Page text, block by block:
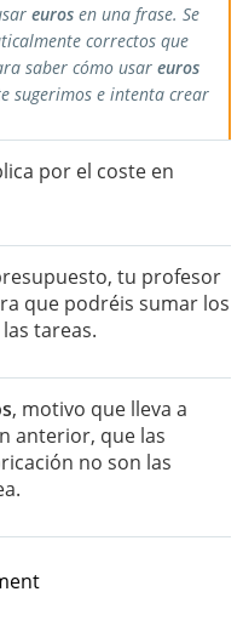
euros en una frase. Se
correctos que
saber cómo usar euros
sugerimos e intenta crear
por el coste en
tu profesor
que podréis sumar los
tareas.
, motivo que lleva a
anterior, que las
no son las